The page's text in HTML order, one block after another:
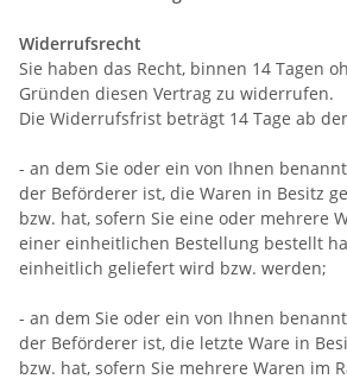
Widerrufsrecht
Sie haben das Recht, binnen 14 Tagen
Gründen diesen Vertrag zu widerrufen.
Die Widerrufsfrist beträgt 14 Tage ab
- an dem Sie oder ein von Ihnen
der Beförderer ist, die Waren in Besitz
bzw. hat, sofern Sie eine oder mehrere
einer einheitlichen Bestellung bestellt
einheitlich geliefert wird bzw. werden;
- an dem Sie oder ein von Ihnen
der Beförderer ist, die letzte Ware in
bzw. hat, sofern Sie mehrere Waren im